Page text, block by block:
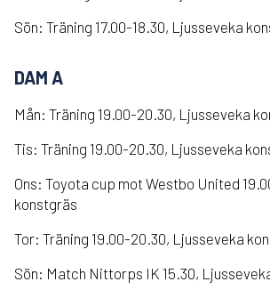
Sön: Träning 17.00-18.30, Ljusseveka
DAM A
Mån: Träning 19.00-20.30, Ljusseveka
Tis: Träning 19.00-20.30, Ljusseveka
Ons: Toyota cup mot Westbo United
konstgräs
Tor: Träning 19.00-20.30, Ljusseveka
Sön: Match Nittorps IK 15.30,